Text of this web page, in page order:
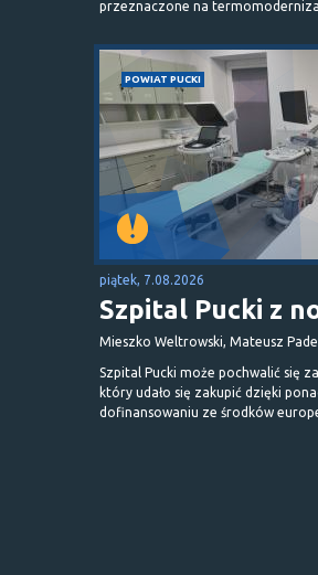
przeznaczone na
POWIAT PUCKI
piątek, 7.08.2026
Szpital Pucki z
Mieszko Weltrowski, Mateusz
Szpital Pucki może pochwalić się
który udało się zakupić dzięki
dofinansowaniu ze środków